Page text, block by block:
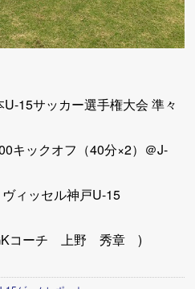
15サッカー選手権大会 準々
キックオフ（40分×2）＠J-
ィッセル神戸U-15
コーチ 上野 秀章 )